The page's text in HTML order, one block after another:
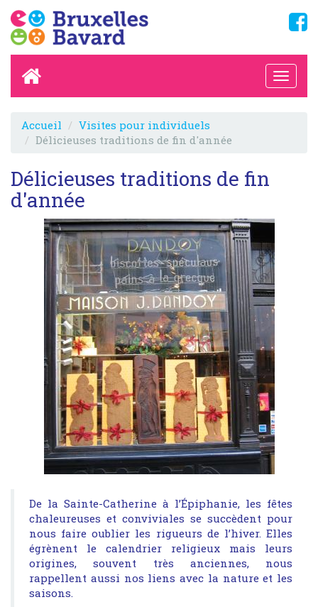
Accueil
Visites pour individuels
Délicieuses traditions de fin d'année
Délicieuses traditions de fin
d'année
De la Sainte-Catherine à l’Épiphanie, les fêtes
chaleureuses et conviviales se succèdent pour
nous faire oublier les rigueurs de l’hiver. Elles
égrènent le calendrier religieux mais leurs
origines, souvent très anciennes, nous
rappellent aussi nos liens avec la nature et les
saisons.